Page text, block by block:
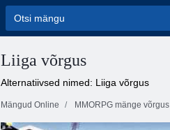
Liiga võrgus
Alternatiivsed nimed: Liiga võrgus
Mängud Online MMORPG mänge võrgus